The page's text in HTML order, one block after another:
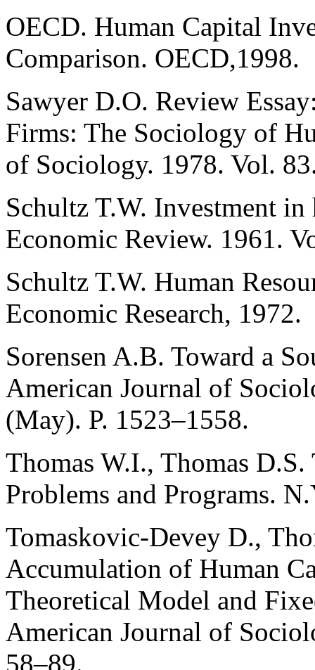
OECD. Human Capital
Comparison. OECD,1998.
Sawyer D.O. Review
Firms: The Sociology of
of Sociology. 1978. Vol.
Schultz T.W. Investment
Economic Review. 1961.
Schultz T.W. Нuman
Economic Research, 1972.
Sorensen A.B. Toward a
American Journal of
(May). P. 1523–1558.
Thomas W.I., Thomas
Problems and Programs.
Tomaskovic-Devey D.,
Accumulation of Human
Theoretical Model and
American Journal of
58–89.